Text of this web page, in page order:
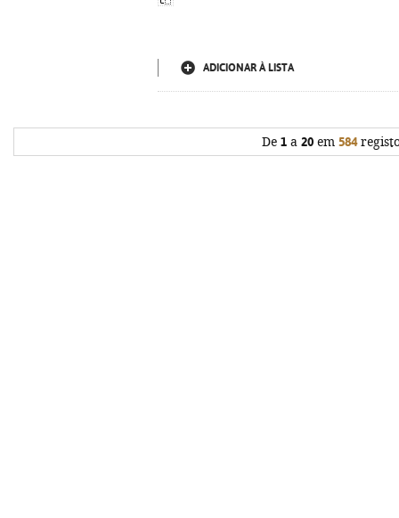
ADICIONAR À LISTA
De 1 a 20 em 584